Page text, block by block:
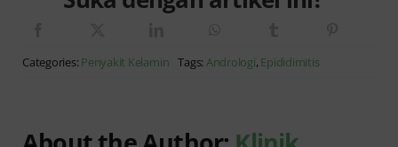
Categories: Penyakit Kelamin Tags: Andrologi, Epididimitis